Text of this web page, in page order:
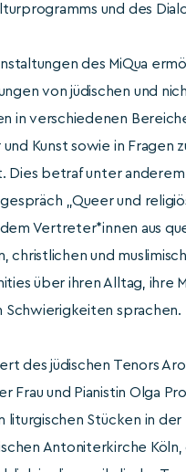
und des
des MiQua
von jüdischen und
in verschiedenen
und Kunst sowie in Fragen
Dies betraf unter anderem
„Queer und
dem Vertreter*innen aus
christlichen und
über ihren Alltag, ihre
Schwierigkeiten sprachen.
des jüdischen Tenors
Frau und Pianistin Olga
liturgischen Stücken in der
Antoniterkirche